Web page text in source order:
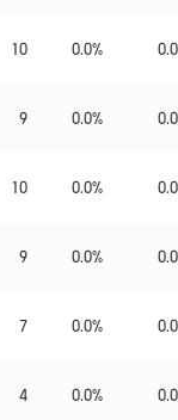
10 0.0% 0.0
9 0.0% 0.0
10 0.0% 0.0
9 0.0% 0.0
7 0.0% 0.0
4 0.0% 0.0